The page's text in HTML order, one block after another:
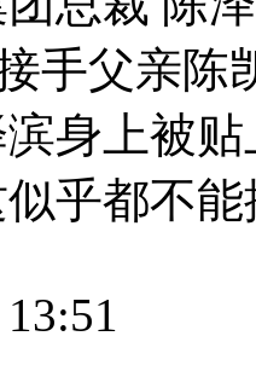
手父亲陈
身上被贴
乎都不